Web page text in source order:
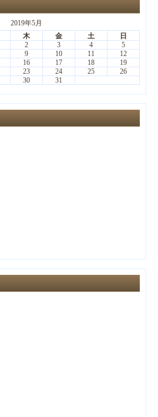
2019年5月
木 金 土
日
2 3 4
5
9 10 11
12
16 17 18
19
23 24 25
26
30 31